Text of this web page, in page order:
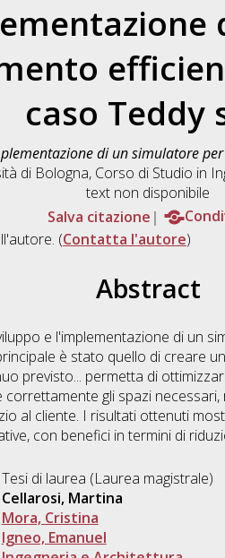
caso Teddy
di un simulatore
di Bologna, Corso di Studio in
text non disponibile
Salva citazione
(Contatta l'autore)
Abstract
e l'implementazione di un
è stato quello di creare
previsto... permetta di
gli spazi
al cliente. I risultati ottenuti
con benefici in termini di
Tesi di laurea (Laurea magistrale)
Cellarosi, Martina
Mora, Cristina
Igneo, Emanuel